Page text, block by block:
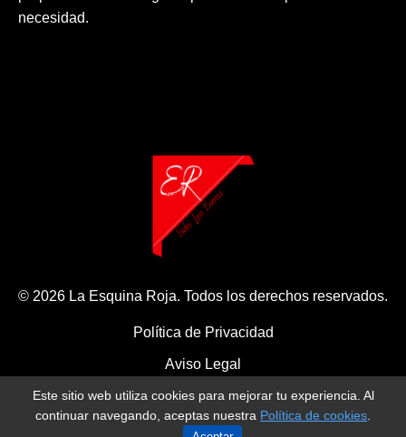
necesidad.
© 2026 La Esquina Roja. Todos los derechos reservados.
Política de Privacidad
Aviso Legal
Política de Cookies
Este sitio web utiliza cookies para mejorar tu experiencia. Al
continuar navegando, aceptas nuestra Política de cookies